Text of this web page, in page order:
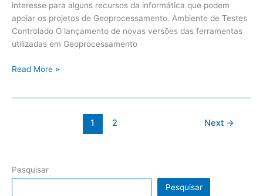
interesse para alguns recursos da informática que podem
apoiar os projetos de Geoprocessamento. Ambiente de Testes
Controlado O lançamento de novas versões das ferramentas
utilizadas em Geoprocessamento
Read More »
1 2 Next →
Pesquisar
Pesquisar